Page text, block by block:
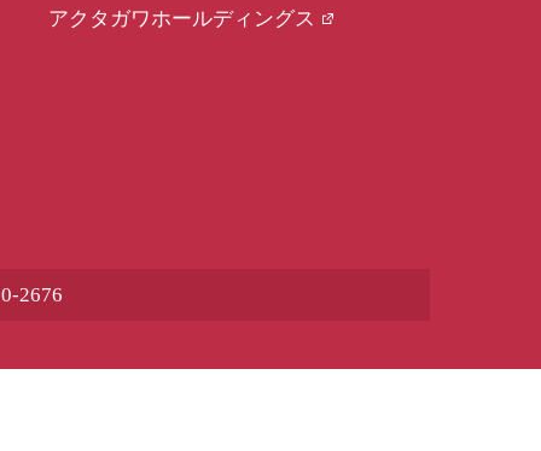
アクタガワホールディングス
2676